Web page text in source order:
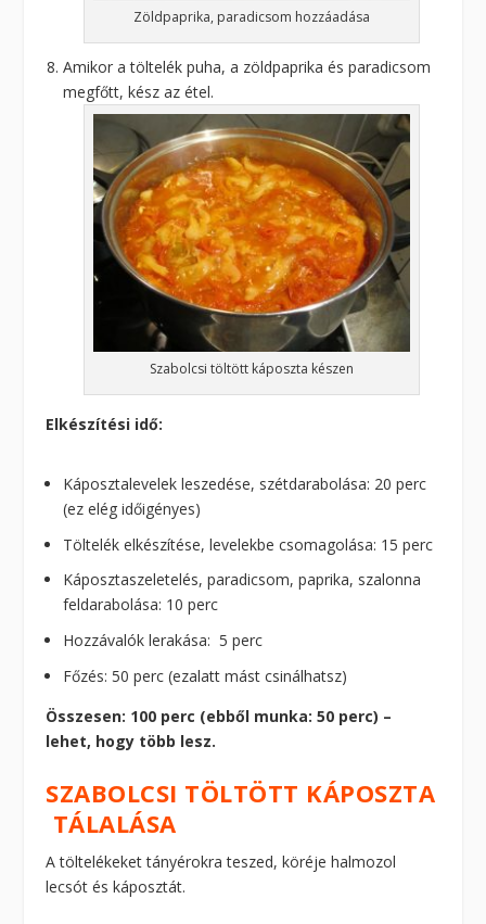
Zöldpaprika, paradicsom hozzáadása
Amikor a töltelék puha, a zöldpaprika és paradicsom
megfőtt, kész az étel.
Szabolcsi töltött káposzta készen
Elkészítési idő:
Káposztalevelek leszedése, szétdarabolása: 20 perc
(ez elég időigényes)
Töltelék elkészítése, levelekbe csomagolása: 15 perc
Káposztaszeletelés, paradicsom, paprika, szalonna
feldarabolása: 10 perc
Hozzávalók lerakása: 5 perc
Főzés: 50 perc (ezalatt mást csinálhatsz)
Összesen: 100 perc (ebből munka: 50 perc) –
lehet, hogy több lesz.
SZABOLCSI TÖLTÖTT KÁPOSZTA
TÁLALÁSA
A töltelékeket tányérokra teszed, köréje halmozol
lecsót és káposztát.